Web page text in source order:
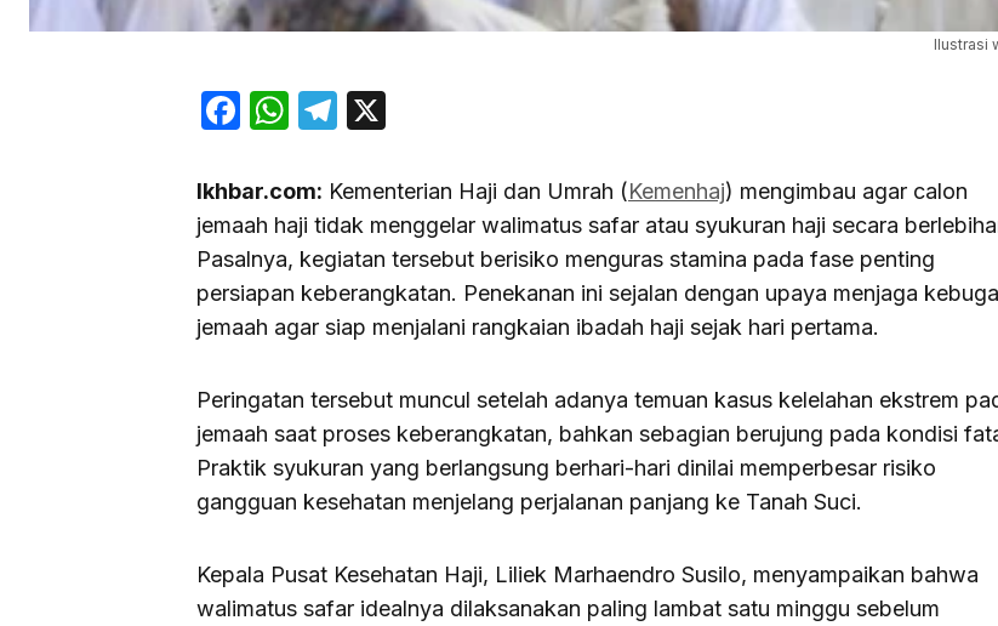
Ilustrasi
Facebook
WhatsApp
Telegram
Ikhbar.com: Kementerian Haji dan Umrah (Kemenhaj) mengimbau agar calon
jemaah haji tidak menggelar walimatus safar atau syukuran haji secara
Pasalnya, kegiatan tersebut berisiko menguras stamina pada fase penting
persiapan keberangkatan. Penekanan ini sejalan dengan upaya menjaga
jemaah agar siap menjalani rangkaian ibadah haji sejak hari pertama.
Peringatan tersebut muncul setelah adanya temuan kasus kelelahan ekstrem
jemaah saat proses keberangkatan, bahkan sebagian berujung pada kondisi
Praktik syukuran yang berlangsung berhari-hari dinilai memperbesar risiko
gangguan kesehatan menjelang perjalanan panjang ke Tanah Suci.
Kepala Pusat Kesehatan Haji, Liliek Marhaendro Susilo, menyampaikan bahwa
walimatus safar idealnya dilaksanakan paling lambat satu minggu sebelum